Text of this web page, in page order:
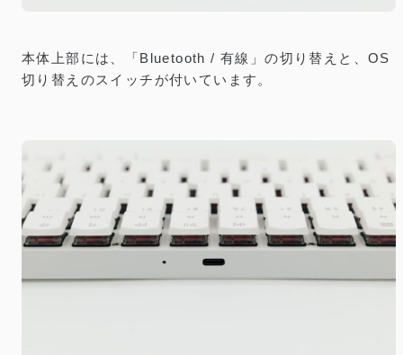
本体上部には、「Bluetooth / 有線」の切り替えと、OS
切り替えのスイッチが付いています。